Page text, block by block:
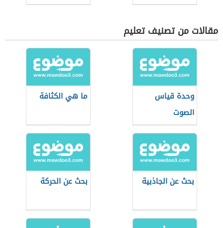
مقالات من تصنيف تعليم
وحدة قياس
الصوت
ما هي الكثافة
بحث عن الجاذبية بحث عن الحركة